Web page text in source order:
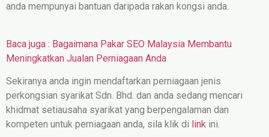
anda mempunyai bantuan daripada rakan kongsi anda.
Baca juga : Bagaimana Pakar SEO Malaysia Membantu
Meningkatkan Jualan Perniagaan Anda
Sekiranya anda ingin mendaftarkan perniagaan jenis
perkongsian syarikat Sdn. Bhd. dan anda sedang mencari
khidmat setiausaha syarikat yang berpengalaman dan
kompeten untuk perniagaan anda, sila klik di link ini.